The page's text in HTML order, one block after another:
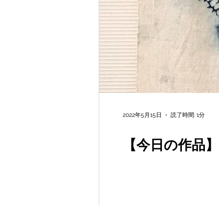
【今日の作品
2022年5月15日 読了時間: 1分